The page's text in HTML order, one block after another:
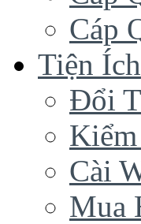
Cáp
Tiện Ích
Đổi
Cài
Mua